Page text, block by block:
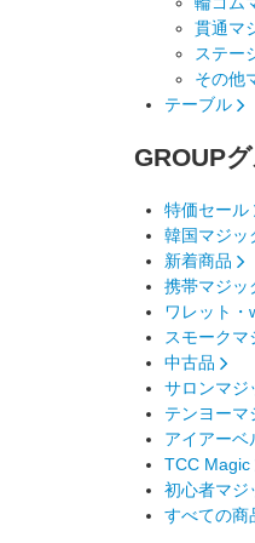
貫通マ
ステー
その他
テーブル
GROUP
特価セール
韓国マジ
新着商品
携帯マジ
ワレット
スモーク
中古品
サロンマ
テンヨー
アイアー
TCC Magic
初心者マ
すべての